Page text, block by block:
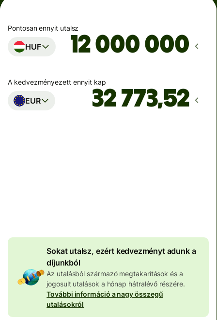
Pontosan ennyit utalsz
HUF
A kedvezményezett ennyit kap
EUR
Sokat utalsz, ezért kedvezményt adunk a
díjunkból
Az utalásból származó megtakarítások és a
jogosult utalások a hónap hátralévő részére.
További információ a nagy összegű
utalásokról